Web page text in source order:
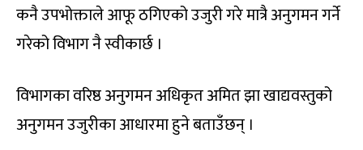
कनै उपभोक्ताले आफू ठगिएको उजुरी गरे मात्रै अनुगमन गर्ने
गरेको विभाग नै स्वीकार्छ ।
विभागका वरिष्ठ अनुगमन अधिकृत अमित झा खाद्यवस्तुको
अनुगमन उजुरीका आधारमा हुने बताउँछन् ।